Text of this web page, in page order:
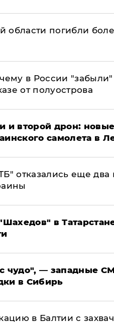
области погибли
в России
от полуострова
и второй дрон:
самолета в
отказались еще
в
чудо", — западные
в Сибирь
в Балтии с